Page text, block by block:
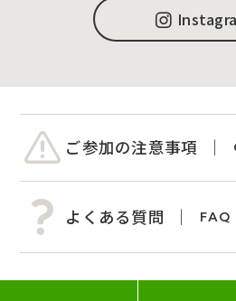
ご参加の注意事項
よくある質問 FAQ